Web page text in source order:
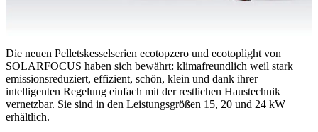
Die neuen Pelletskesselserien ecotopzero und ecotoplight von
SOLARFOCUS haben sich bewährt: klimafreundlich weil stark
emissionsreduziert, effizient, schön, klein und dank ihrer
intelligenten Regelung einfach mit der restlichen Haustechnik
vernetzbar. Sie sind in den Leistungsgrößen 15, 20 und 24 kW
erhältlich.